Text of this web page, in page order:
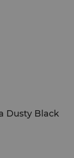
Dusty Black